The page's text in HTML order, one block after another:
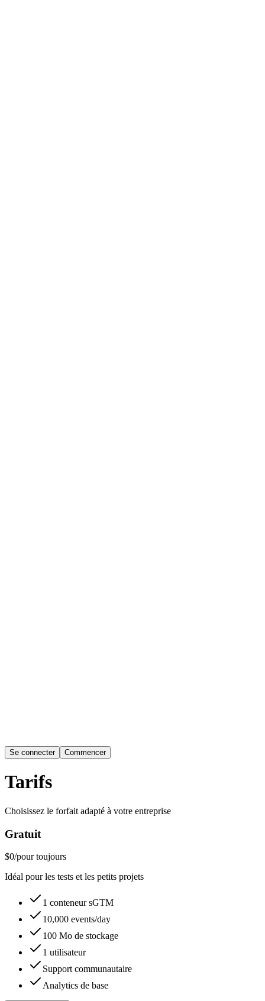
Se connecter Commencer
Tarifs
Choisissez le forfait adapté à votre entreprise
Gratuit
$0/pour toujours
Idéal pour les tests et les petits projets
1 conteneur sGTM
10,000 events/day
100 Mo de stockage
1 utilisateur
Support communautaire
Analytics de base